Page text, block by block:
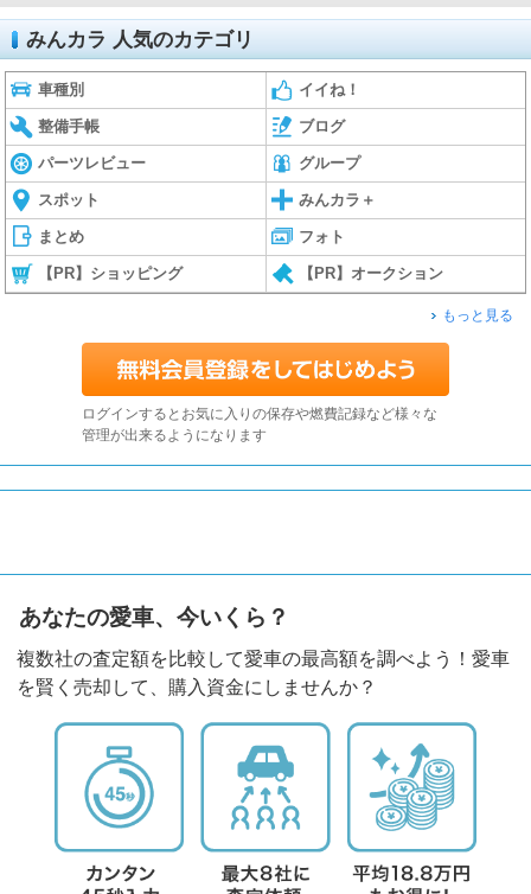
みんカラ 人気のカテゴリ
車種別 イイね！
整備手帳 ブログ
パーツレビュー グループ
スポット みんカラ＋
まとめ フォト
【PR】ショッピング 【PR】オークション
もっと見る
ログインするとお気に入りの保存や燃費記録など様々な
管理が出来るようになります
あなたの愛車、今いくら？
複数社の査定額を比較して愛車の最高額を調べよう！愛車
を賢く売却して、購入資金にしませんか？